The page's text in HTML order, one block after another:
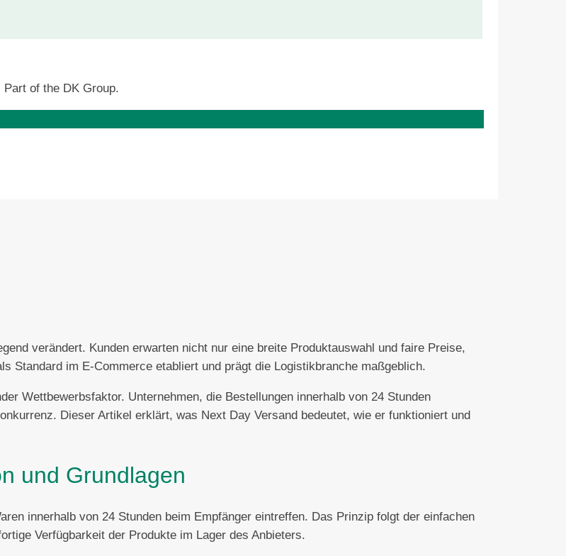
of the DK Group.
verändert. Kunden erwarten nicht nur eine breite Produktauswahl und faire Preise,
Standard im E-Commerce etabliert und prägt die Logistikbranche maßgeblich.
Wettbewerbsfaktor. Unternehmen, die Bestellungen innerhalb von 24 Stunden
Dieser Artikel erklärt, was Next Day Versand bedeutet, wie er funktioniert und
und Grundlagen
innerhalb von 24 Stunden beim Empfänger eintreffen. Das Prinzip folgt der einfachen
Verfügbarkeit der Produkte im Lager des Anbieters.